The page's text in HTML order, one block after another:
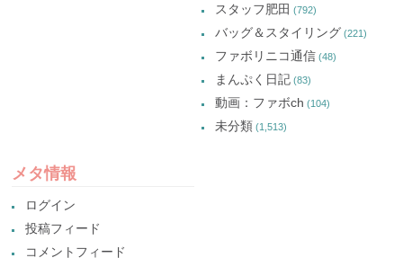
スタッフ肥田 (792)
バッグ＆スタイリング (221)
ファボリニコ通信(48)
まんぷく日記(83)
動画：ファボch (104)
未分類 (1,513)
メタ情報
ログイン
投稿フィード
コメントフィード